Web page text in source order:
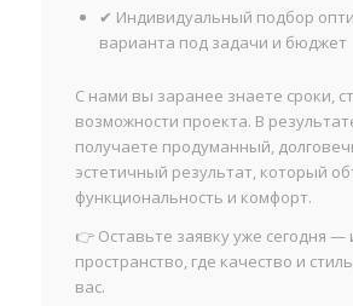
✔ Индивидуальный подбор
варианта под задачи и бюджет
С нами вы заранее знаете сроки,
возможности проекта. В
получаете продуманный,
эстетичный результат, который
функциональность и комфорт.
👉 Оставьте заявку уже сегодня —
пространство, где качество и
вас.